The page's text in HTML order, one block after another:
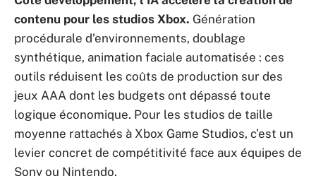
contenu pour les studios Xbox. Génération
procédurale d’environnements, doublage
synthétique, animation faciale automatisée : ces
outils réduisent les coûts de production sur des
jeux AAA dont les budgets ont dépassé toute
logique économique. Pour les studios de taille
moyenne rattachés à Xbox Game Studios, c’est un
levier concret de compétitivité face aux équipes de
Sony ou Nintendo.